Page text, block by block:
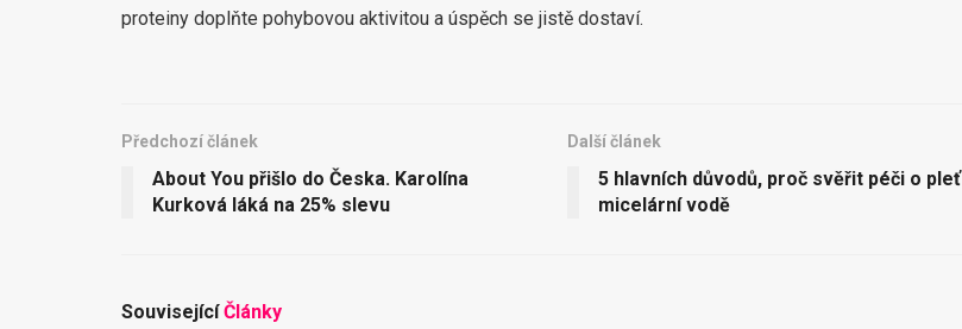
proteiny doplňte pohybovou aktivitou a úspěch se jistě dostaví.
Předchozí článek
About You přišlo do Česka. Karolína
Kurková láká na 25% slevu
Další článek
5 hlavních důvodů, proč svěřit péči o pleť
micelární vodě
SouvisejícíČlánky